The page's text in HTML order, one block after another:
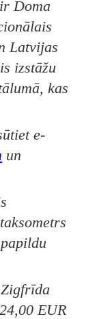
Doma
Latvijas
izstāžu
kas
e-
un
EUR